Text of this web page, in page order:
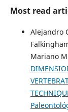
Most read
Alejandro
Mariano